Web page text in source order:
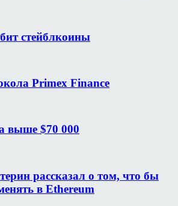
стейблкоины
Primex Finance
выше $70 000
рассказал о том, что бы
в Ethereum